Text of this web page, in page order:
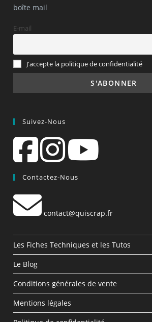
boîte mail
E-mail
J'accepte la politique de confidentialité
Suivez-Nous
Contactez-Nous
contact@quiscrap.fr
Les Fiches Techniques et les Tutos
Le Blog
Conditions générales de vente
Mentions légales